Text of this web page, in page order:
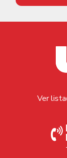
Ver